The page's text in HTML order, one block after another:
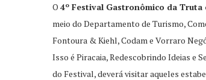
O 4º Festival Gastronômico da Truta
meio do Departamento de Turismo,
Fontoura & Kiehl, Codam e Vorraro
Isso é Piracaia, Redescobrindo Ideias e
do Festival, deverá visitar aqueles